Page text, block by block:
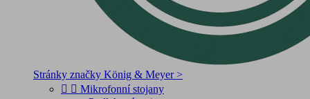
Stránky značky König & Meyer >
  Mikrofonní stojany